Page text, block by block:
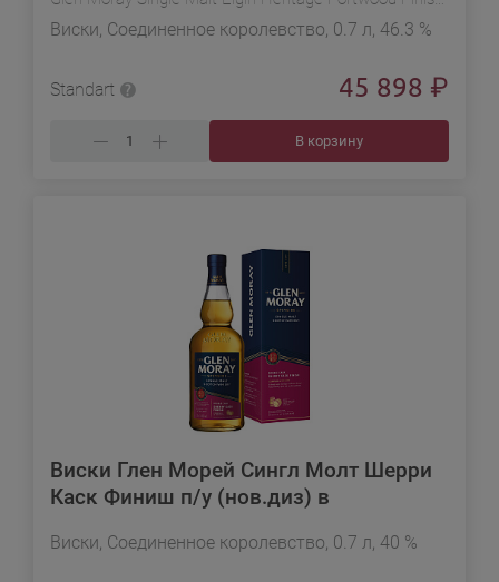
Виски, Соединенное королевство, 0.7 л, 46.3 %
Standart 45 898 ₽
В корзину
Виски Глен Морей Сингл Молт Шерри
Каск Финиш п/у (нов.диз) в
Виски, Соединенное королевство, 0.7 л, 40 %